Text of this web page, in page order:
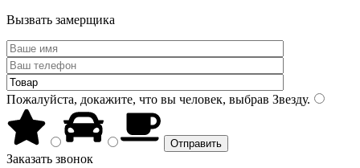
Вызвать замерщика
Пожалуйста, докажите, что вы человек, выбрав Звезду.
Заказать звонок